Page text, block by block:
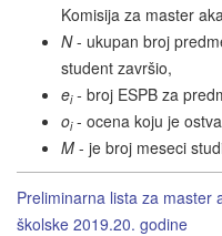
Komisija za master
N- ukupan broj
student završio,
ei- broj ESPB za
oi- ocena koju je
M - je broj meseci
Preliminarna lista za master
školske 2019.20. godine